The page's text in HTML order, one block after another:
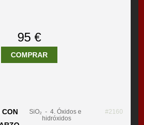
95 €
COMPRAR
SiO₂ - 4. Óxidos e
hidróxidos
#2160